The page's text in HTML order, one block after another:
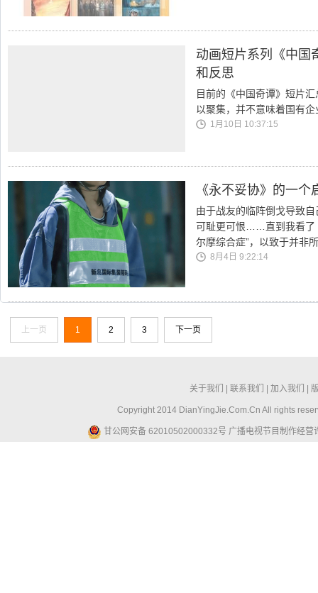
动画短片系列《中国
和反思
目前的《中国奇谭》短片
以聚集，并不意味着国有
1月10日 10:37:15
《永不妥协》的一
由于战友的临阵倒戈导致
可耻更可恨……直到我看了
尔摩综合症”，以致于并非
8月4日 9:22:14
上一页 1 2 3 下一页
关于我们 联系我们 加入我们
Copyright 2014 DianYingJie.Com.Cn All rights
甘公网安备 62010502000332号 广播电视节目制作经